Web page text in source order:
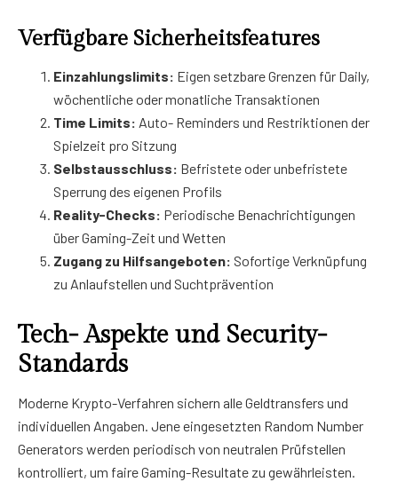
Verfügbare Sicherheitsfeatures
Einzahlungslimits: Eigen setzbare Grenzen für Daily,
wöchentliche oder monatliche Transaktionen
Time Limits: Auto- Reminders und Restriktionen der
Spielzeit pro Sitzung
Selbstausschluss: Befristete oder unbefristete
Sperrung des eigenen Profils
Reality-Checks: Periodische Benachrichtigungen
über Gaming-Zeit und Wetten
Zugang zu Hilfsangeboten: Sofortige Verknüpfung
zu Anlaufstellen und Suchtprävention
Tech- Aspekte und Security-
Standards
Moderne Krypto-Verfahren sichern alle Geldtransfers und
individuellen Angaben. Jene eingesetzten Random Number
Generators werden periodisch von neutralen Prüfstellen
kontrolliert, um faire Gaming-Resultate zu gewährleisten.